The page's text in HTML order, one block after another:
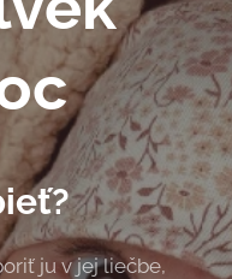
ju v jej liečbe,